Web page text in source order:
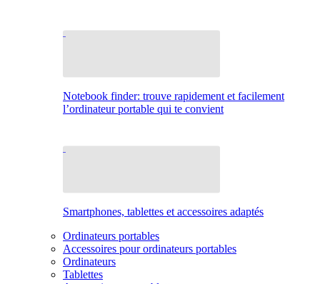
Notebook finder: trouve rapidement et facilement
l’ordinateur portable qui te convient
Smartphones, tablettes et accessoires adaptés
Ordinateurs portables
Accessoires pour ordinateurs portables
Ordinateurs
Tablettes